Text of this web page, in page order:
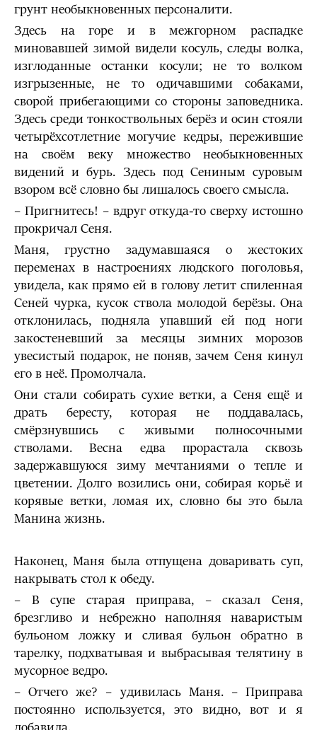
грунт необыкновенных персоналити.
Здесь на горе и в межгорном распадке
миновавшей зимой видели косуль, следы волка,
изглоданные останки косули; не то волком
изгрызенные, не то одичавшими собаками,
сворой прибегающими со стороны заповедника.
Здесь среди тонкоствольных берёз и осин стояли
четырёхсотлетние могучие кедры, пережившие
на своём веку множество необыкновенных
видений и бурь. Здесь под Сениным суровым
взором всё словно бы лишалось своего смысла.
– Пригнитесь! – вдруг откуда-то сверху истошно
прокричал Сеня.
Маня, грустно задумавшаяся о жестоких
переменах в настроениях людского поголовья,
увидела, как прямо ей в голову летит спиленная
Сеней чурка, кусок ствола молодой берёзы. Она
отклонилась, подняла упавший ей под ноги
закостеневший за месяцы зимних морозов
увесистый подарок, не поняв, зачем Сеня кинул
его в неё. Промолчала.
Они стали собирать сухие ветки, а Сеня ещё и
драть бересту, которая не поддавалась,
смёрзнувшись с живыми полносочными
стволами. Весна едва прорастала сквозь
задержавшуюся зиму мечтаниями о тепле и
цветении. Долго возились они, собирая корьё и
корявые ветки, ломая их, словно бы это была
Манина жизнь.
Наконец, Маня была отпущена доваривать суп,
накрывать стол к обеду.
– В супе старая приправа, – сказал Сеня,
брезгливо и небрежно наполняя наваристым
бульоном ложку и сливая бульон обратно в
тарелку, подхватывая и выбрасывая телятину в
мусорное ведро.
– Отчего же? – удивилась Маня. – Приправа
постоянно используется, это видно, вот и я